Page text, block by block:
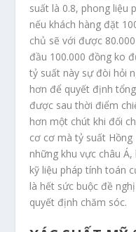
suất là 0.8, phong liệu
nếu khách hàng đặt
chủ sẽ với được
đầu 100.000 đồng ko
tỷ suất này sự đòi hỏi
hơn để quyết định
được sau thời điểm
hơn một chút khi đối
cơ cơ mà tỷ suất
những khu vực châu
kỹ liệu pháp tính toán
là hết sức buộc đề
quyết định chăm sóc.